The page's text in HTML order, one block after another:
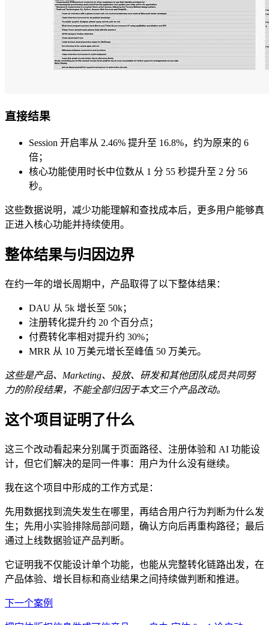
直接结果
Session 开启率从 2.46% 提升至 16.8%，约为原来的 6
倍；
核心功能使用时长中位数从 1 分 55 秒提升至 2 分 56
秒。
这些数据说明，减少功能理解和查找成本后，更多用户能够真
正进入核心功能并持续使用。
整体结果与归因边界
在约一年的增长周期中，产品取得了以下整体结果：
DAU 从 5k 增长至 50k；
注册转化提升约 20 个百分点；
付费转化率相对提升约 30%；
MRR 从 10 万美元增长至峰值 50 万美元。
这些是产品、Marketing、投放、研发和其他团队成员共同努
力的阶段结果，不能全部归因于本文三个产品改动。
这个项目证明了什么
这三个改动看起来分别属于页面路径、注册体验和 AI 功能设
计，但它们解决的是同一件事：用户为什么没有继续。
我在这个项目中形成的工作方式是：
先用数据找到流失发生在哪里，再结合用户行为判断为什么发
生；先用小实验排除局部问题，确认方向后再重构路径；最后
通过上线数据验证产品判断。
它证明我不仅能设计单个功能，也能从完整转化链路出发，在
产品体验、增长目标和商业结果之间持续做判断和推进。
下一个案例